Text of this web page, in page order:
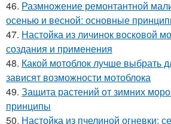
46. Размножение ремонтантной
осенью и весной: основные
47. Настойка из личинок восковой
создания и применения
48. Какой мотоблок лучше выбрать
зависят возможности мотоблока
49. Защита растений от зимних
принципы
50. Настойка из пчелиной огневки: